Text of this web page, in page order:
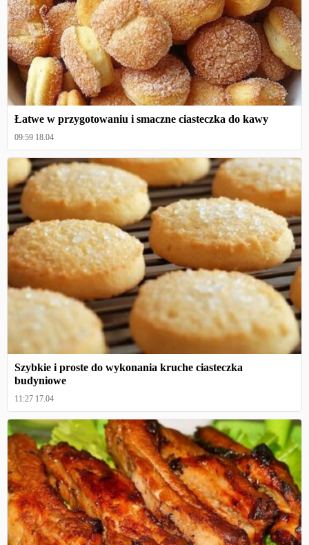
Łatwe w przygotowaniu i smaczne ciasteczka do kawy
09:59 18.04
Szybkie i proste do wykonania kruche ciasteczka
budyniowe
11:27 17.04